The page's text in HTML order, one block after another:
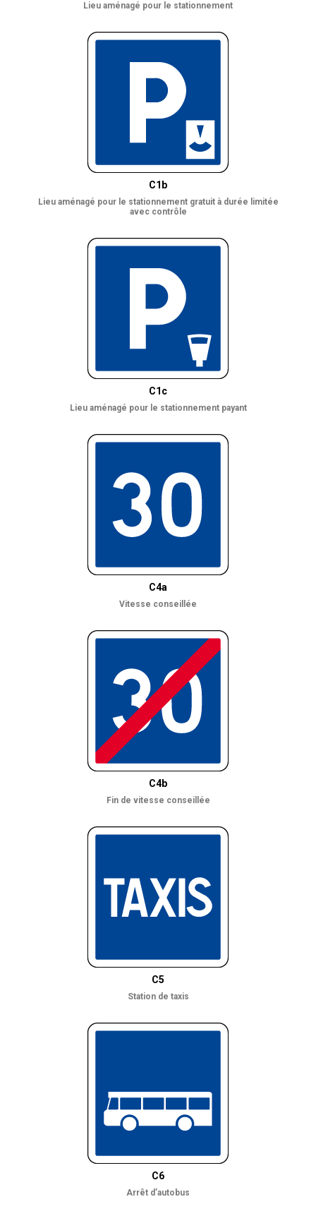
Lieu aménagé pour le stationnement
C1b
Lieu aménagé pour le stationnement gratuit à durée limitée
avec contrôle
C1c
Lieu aménagé pour le stationnement payant
C4a
Vitesse conseillée
C4b
Fin de vitesse conseillée
C5
Station de taxis
C6
Arrêt d’autobus